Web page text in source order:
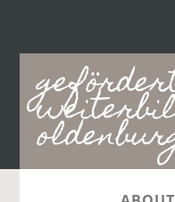
Main
navigation